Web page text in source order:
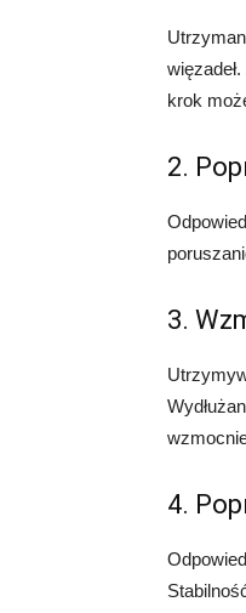
krok
2.
3.
4.